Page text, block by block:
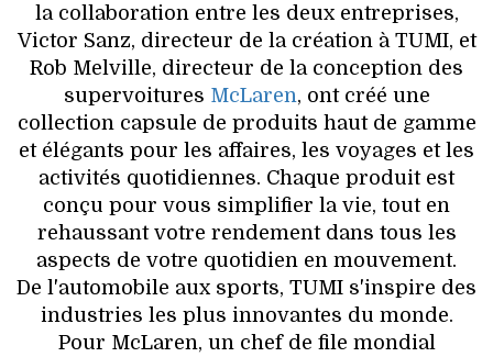
la collaboration entre les deux entreprises,
Victor Sanz, directeur de la création à TUMI, et
Rob Melville, directeur de la conception des
supervoitures McLaren, ont créé une
collection capsule de produits haut de gamme
et élégants pour les affaires, les voyages et les
activités quotidiennes. Chaque produit est
conçu pour vous simplifier la vie, tout en
rehaussant votre rendement dans tous les
aspects de votre quotidien en mouvement.
De l'automobile aux sports, TUMI s'inspire des
industries les plus innovantes du monde.
Pour McLaren, un chef de file mondial